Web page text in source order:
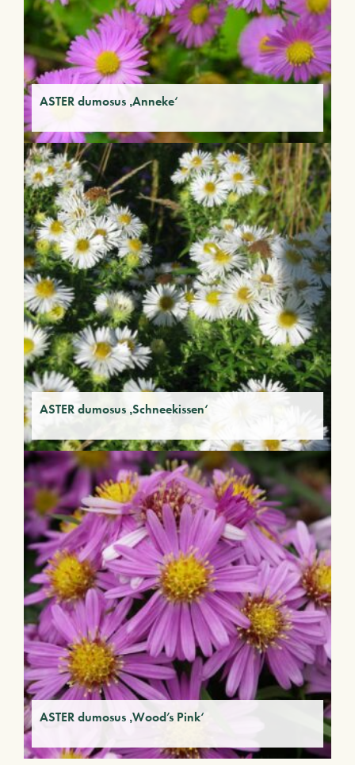
ASTER dumosus ‚Anneke‘
ASTER dumosus ‚Schneekissen‘
ASTER dumosus ‚Wood’s Pink‘